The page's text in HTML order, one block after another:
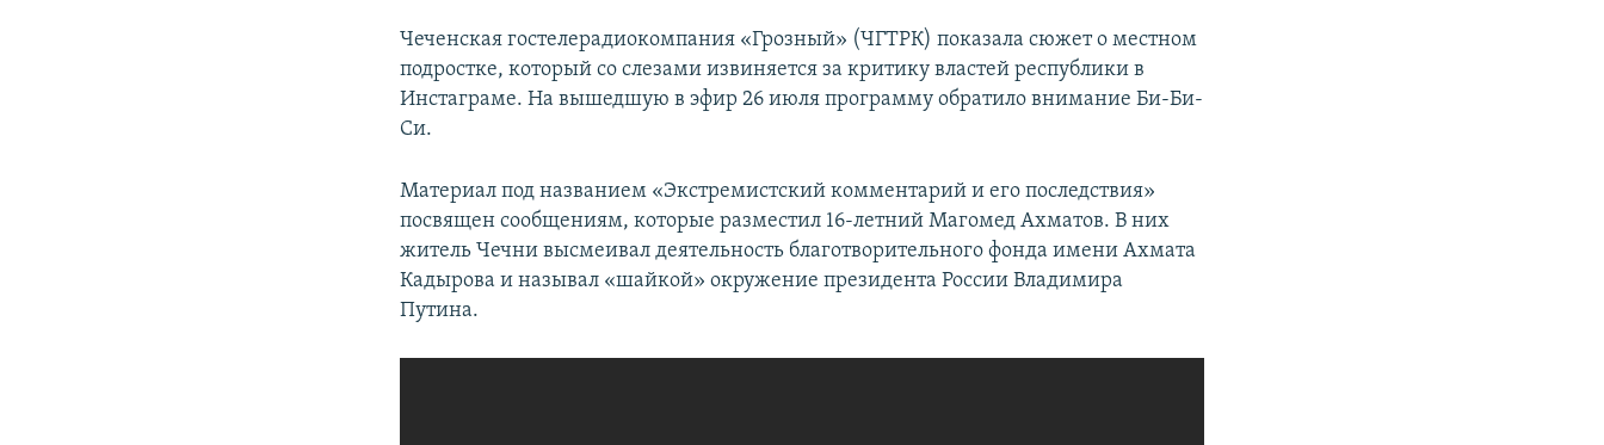
Чеченская гостелерадиокомпания «Грозный» (ЧГТРК) показала сюжет о местном
подростке, который со слезами извиняется за критику властей республики в
Инстаграме. На вышедшую в эфир 26 июля программу обратило внимание Би-Би-
Си.
Материал под названием «Экстремистский комментарий и его последствия»
посвящен сообщениям, которые разместил 16-летний Магомед Ахматов. В них
житель Чечни высмеивал деятельность благотворительного фонда имени Ахмата
Кадырова и называл «шайкой» окружение президента России Владимира
Путина.